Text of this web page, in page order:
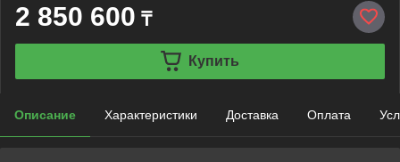
2 850 600 ₸
Купить
Описание Характеристики Доставка Оплата